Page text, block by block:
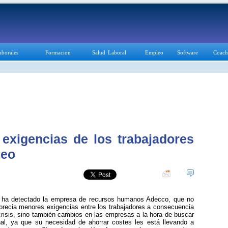
Formacion Salud Laboral Empleo Software
de los trabajadores
detectado la empresa de recursos humanos Adecco, que no
menores exigencias entre los trabajadores a consecuencia
sino también cambios en las empresas a la hora de buscar
ya que su necesidad de ahorrar costes les está llevando a